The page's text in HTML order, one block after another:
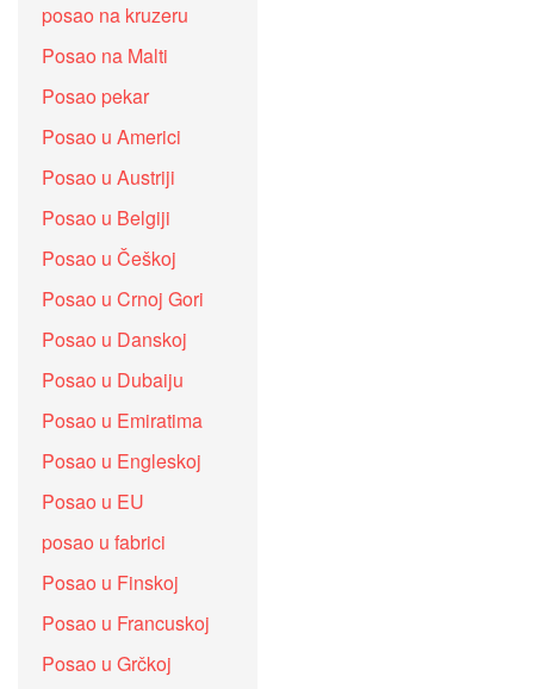
posao na kruzeru
Posao na Malti
Posao pekar
Posao u Americi
Posao u Austriji
Posao u Belgiji
Posao u Češkoj
Posao u Crnoj Gori
Posao u Danskoj
Posao u Dubaiju
Posao u Emiratima
Posao u Engleskoj
Posao u EU
posao u fabrici
Posao u Finskoj
Posao u Francuskoj
Posao u Grčkoj